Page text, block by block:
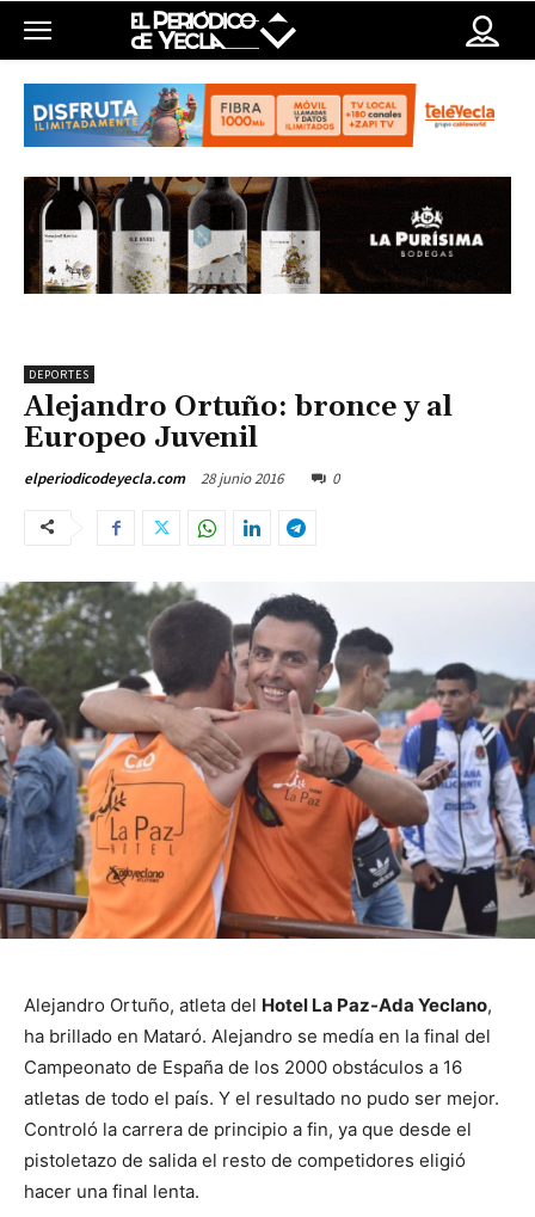
DEPORTES
Alejandro Ortuño: bronce y al
Europeo Juvenil
elperiodicodeyecla.com 28 junio 2016 0
Alejandro Ortuño, atleta del Hotel La Paz-Ada Yeclano,
ha brillado en Mataró. Alejandro se medía en la final del
Campeonato de España de los 2000 obstáculos a 16
atletas de todo el país. Y el resultado no pudo ser mejor.
Controló la carrera de principio a fin, ya que desde el
pistoletazo de salida el resto de competidores eligió
hacer una final lenta.